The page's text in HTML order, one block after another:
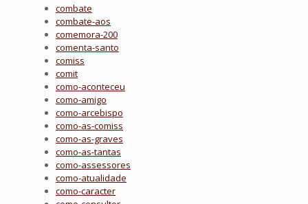
combate
combate-aos
comemora-200
comenta-santo
comiss
comit
como-aconteceu
como-amigo
como-arcebispo
como-as-comiss
como-as-graves
como-as-tantas
como-assessores
como-atualidade
como-caracter